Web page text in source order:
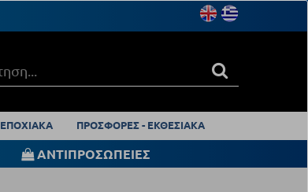
ΕΠΟΧΙΑΚΑ ΠΡΟΣΦΟΡΕΣ - ΕΚΘΕΣΙΑΚΑ
ΑΝΤΙΠΡΟΣΩΠΕΙΕΣ